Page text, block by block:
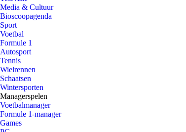
Media & Cultuur
Bioscoopagenda
Sport
Voetbal
Formule 1
Autosport
Tennis
Wielrennen
Schaatsen
Wintersporten
Managerspelen
Voetbalmanager
Formule 1-manager
Games